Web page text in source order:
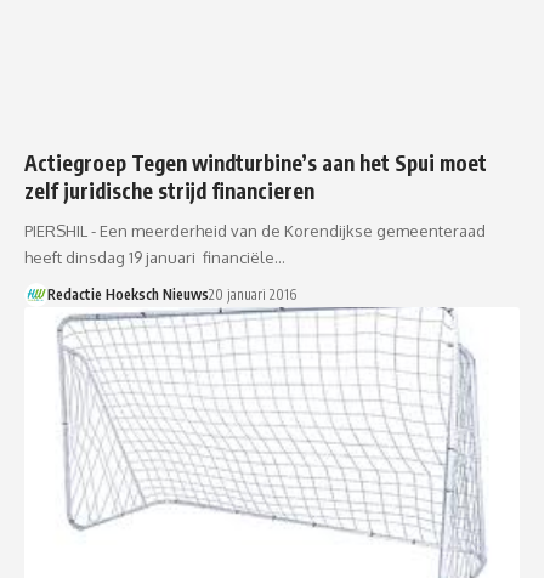
Actiegroep Tegen windturbine’s aan het Spui moet
zelf juridische strijd financieren
PIERSHIL - Een meerderheid van de Korendijkse gemeenteraad
heeft dinsdag 19 januari financiële…
Redactie Hoeksch Nieuws20 januari 2016